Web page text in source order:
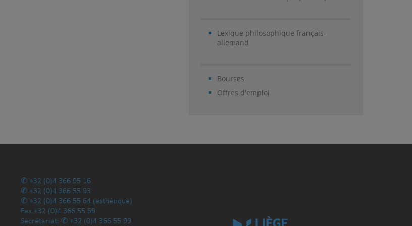
Lexique philosophique français-
allemand
Bourses
Offres d'emploi
+32 (0)4 366 95 16
+32 (0)4 366 55 93
+32 (0)4 366 55 64 (esthétique)
Fax +32 (0)4 366 55 59
Secrétariat:
+32 (0)4 366 55 99